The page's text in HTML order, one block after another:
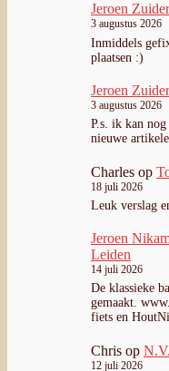
Jeroen
3 augustus 2026
Inmiddels
plaatsen :)
Jeroen
3 augustus 2026
P.s. ik kan
nieuwe
Charles op
18 juli 2026
Leuk verslag
Jeroen
Leiden
14 juli 2026
De klassieke
gemaakt.
fiets en
Chris op
12 juli 2026